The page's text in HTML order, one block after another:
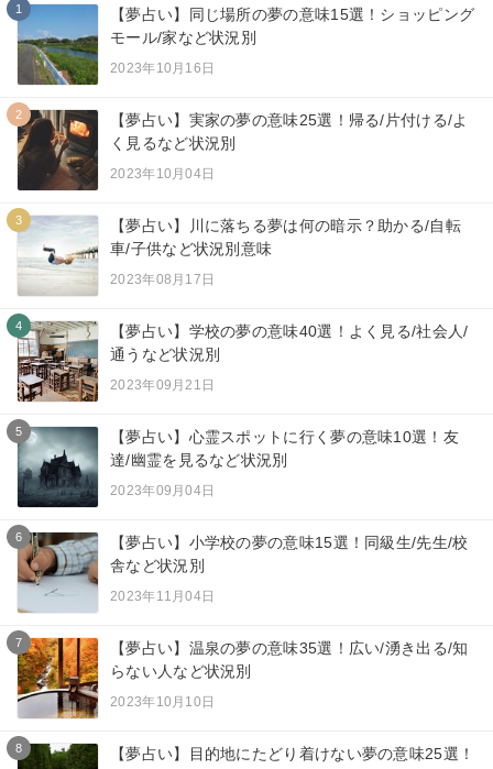
1
【夢占い】同じ場所の夢の意味15選！ショッピング
モール/家など状況別
2023年10月16日
2
【夢占い】実家の夢の意味25選！帰る/片付ける/よ
く見るなど状況別
2023年10月04日
3
【夢占い】川に落ちる夢は何の暗示？助かる/自転
車/子供など状況別意味
2023年08月17日
4
【夢占い】学校の夢の意味40選！よく見る/社会人/
通うなど状況別
2023年09月21日
5
【夢占い】心霊スポットに行く夢の意味10選！友
達/幽霊を見るなど状況別
2023年09月04日
6
【夢占い】小学校の夢の意味15選！同級生/先生/校
舎など状況別
2023年11月04日
7
【夢占い】温泉の夢の意味35選！広い/湧き出る/知
らない人など状況別
2023年10月10日
8
【夢占い】目的地にたどり着けない夢の意味25選！